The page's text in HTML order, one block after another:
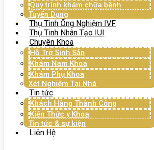
Quy trình khám chữa bệnh
Tuyển Dụng
Thụ Tinh Ống Nghiệm IVF
Thụ Tinh Nhân Tạo IUI
Chuyên Khoa
Hỗ Trợ Sinh Sản
Khám Nam Khoa
Khám Phụ Khoa
Xét Nghiệm Tại Nhà
Tin tức
Khách Hàng Thành Công
Kiến Thức y Khoa
Tin tức & sự kiện
Liên Hệ